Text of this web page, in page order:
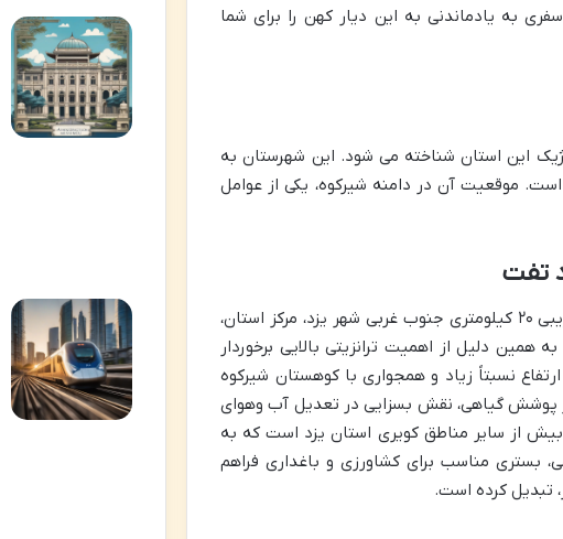
به یادماندنی به این دیار کهن را برای شما
این استان شناخته می شود. این شهرستان به
موقعیت آن در دامنه شیرکوه، یکی از عوامل
تفت
شهرستان تفت با مساحتی حدود ۵۸۴۶ کیلومتر مربع، در فاصله تقریبی ۲۰ کیلومتری جنوب غربی شهر یزد، مرکز استان،
دلیل از اهمیت ترانزیتی بالایی برخوردار
نسبتاً زیاد و همجواری با کوهستان شیرکوه
پوشش گیاهی، نقش بسزایی در تعدیل آب وهوای
از سایر مناطق کویری استان یزد است که به
بستری مناسب برای کشاورزی و باغداری فراهم
تبدیل کرده است.